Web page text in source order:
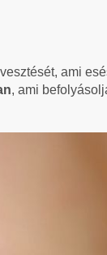
ami
, ami